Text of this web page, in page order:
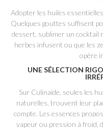
Adopter les huiles
Quelques gouttes suffisent
dessert, sublimer un cocktail
herbes infusent ou que les
opère
UNE SÉLECTION
Sur Culinaide, seules les
naturelles, trouvent leur
compte. Les essences
vapeur ou pression à froid,